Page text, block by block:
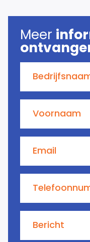
Meer
Voornaam
Email
Bericht